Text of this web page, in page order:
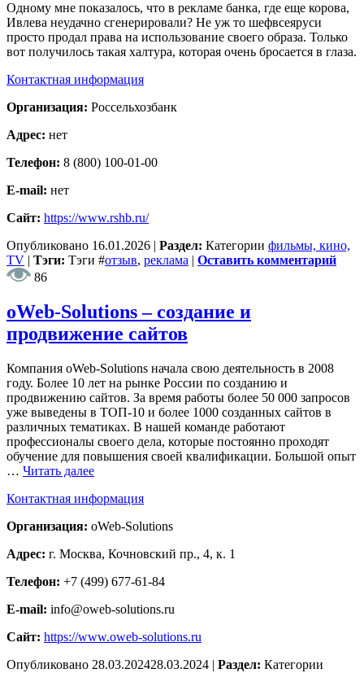
Одному мне показалось, что в рекламе банка, где еще корова,
Ивлева неудачно сгенерировали? Не уж то шефвсеяруси
просто продал права на использование своего образа. Только
вот получилось такая халтура, которая очень бросается в глаза.
Контактная информация
Организация: Россельхозбанк
Адрес: нет
Телефон: 8 (800) 100-01-00
E-mail: нет
Сайт: https://www.rshb.ru/
Опубликовано 16.01.2026 | Раздел: Категории фильмы, кино,
TV | Тэги: Тэги #отзыв, реклама | Оставить комментарий
86
oWeb-Solutions – создание и
продвижение сайтов
Компания oWeb-Solutions начала свою деятельность в 2008
году. Более 10 лет на рынке России по созданию и
продвижению сайтов. За время работы более 50 000 запросов
уже выведены в ТОП-10 и более 1000 созданных сайтов в
различных тематиках. В нашей команде работают
профессионалы своего дела, которые постоянно проходят
обучение для повышения своей квалификации. Большой опыт
… Читать далее
Контактная информация
Организация: oWeb-Solutions
Адрес: г. Москва, Кочновский пр., 4, к. 1
Телефон: +7 (499) 677-61-84
E-mail: info@oweb-solutions.ru
Сайт: https://www.oweb-solutions.ru
Опубликовано 28.03.202428.03.2024 | Раздел: Категории